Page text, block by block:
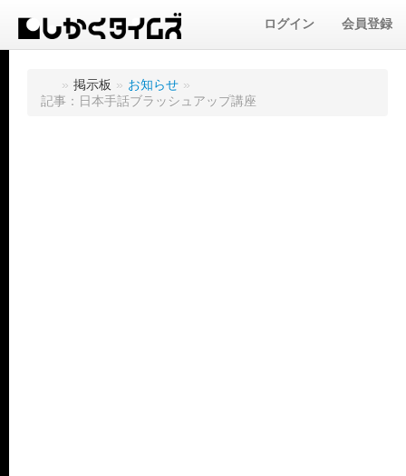
ログイン 会員登録
» 掲示板 » お知らせ »
記事：日本手話ブラッシュアップ講座